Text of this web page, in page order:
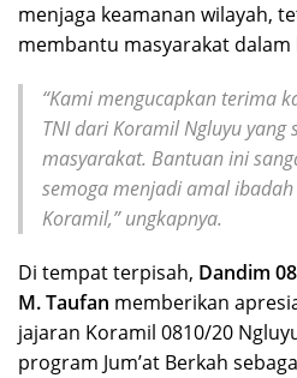
menjaga keamanan wilayah,
membantu masyarakat
“Kami mengucapkan terima
TNI dari Koramil Ngluyu yang
masyarakat. Bantuan ini
semoga menjadi amal
Koramil,” ungkapnya.
Di tempat terpisah, Dandim
M. Taufan memberikan
jajaran Koramil 0810/20
program Jum’at Berkah